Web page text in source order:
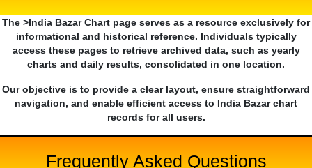
The >India Bazar Chart page serves as a resource exclusively for
informational and historical reference. Individuals typically
access these pages to retrieve archived data, such as yearly
charts and daily results, consolidated in one location.
Our objective is to provide a clear layout, ensure straightforward
navigation, and enable efficient access to India Bazar chart
records for all users.
Frequently Asked Questions